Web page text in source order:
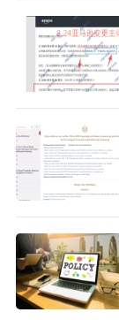
体系，能实
落地日本后
本国民级美妆
搭建起“线下
稳步运营两
突破2000万